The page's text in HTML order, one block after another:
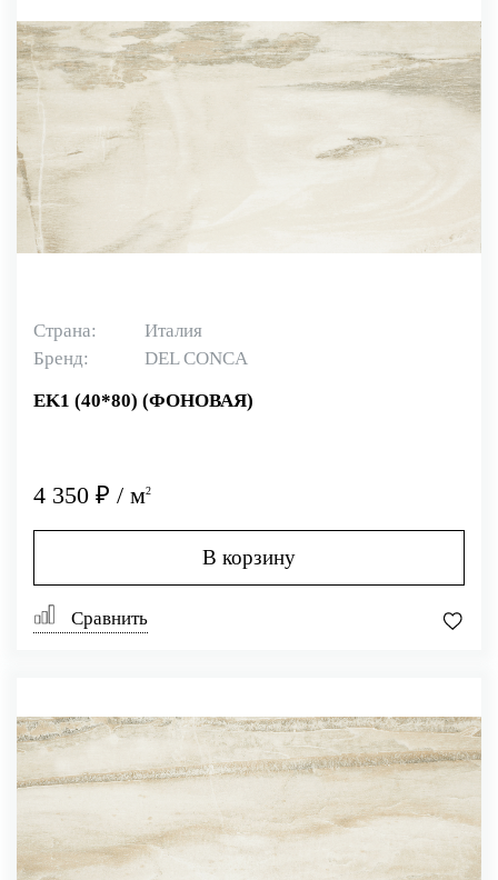
Страна:
Италия
Бренд:
DEL CONCA
EK1 (40*80) (ФОНОВАЯ)
4 350 ₽ / м2
В корзину
Сравнить